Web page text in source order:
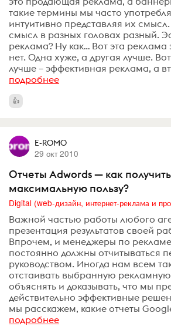
такие термины мы часто
интуитивно представляя их
смысл в разных головах разный.
реклама? Ну как… Вот эта реклама
нет. Одна хуже, а другая лучше.
лучше – эффективная реклама, а
подробнее
E-ROMO
29 окт 2010
Отчеты Adwords — как
максимальную пользу?
Важной частью работы любого
презентация результатов своей
Впрочем, и менеджеры по
постоянно должны отчитываться
руководством. Иногда нам всем
отстаивать выбранную
объяснять и доказывать, что мы
действительно эффективные
мы расскажем, какие отчеты
подробнее